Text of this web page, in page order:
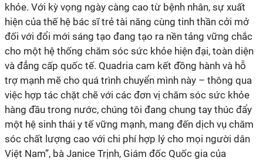
khỏe. Với kỳ vọng ngày càng cao từ bệnh nhân, sự xuất
hiện của thế hệ bác sĩ trẻ tài năng cùng tinh thần cởi mở
đối với đổi mới sáng tạo đang tạo ra nền tảng vững chắc
cho một hệ thống chăm sóc sức khỏe hiện đại, toàn diện
và đẳng cấp quốc tế. Quadria cam kết đồng hành và hỗ
trợ mạnh mẽ cho quá trình chuyển mình này – thông qua
việc hợp tác chặt chẽ với các đơn vị chăm sóc sức khỏe
hàng đầu trong nước, chúng tôi đang chung tay thúc đẩy
một hệ sinh thái y tế vững mạnh, mang đến dịch vụ chăm
sóc chất lượng cao với chi phí hợp lý cho mọi người dân
Việt Nam”, bà Janice Trịnh, Giám đốc Quốc gia của